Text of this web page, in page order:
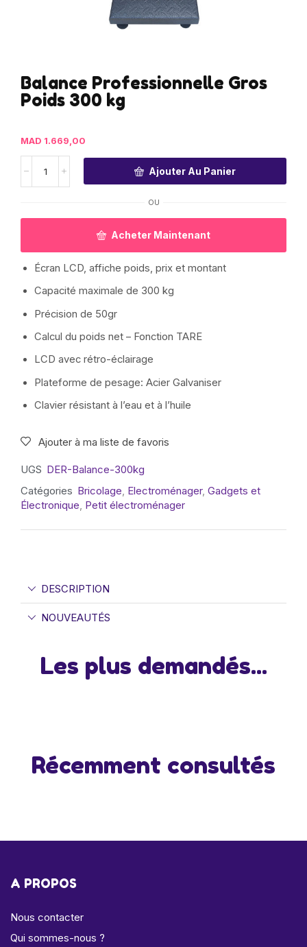
Balance Professionnelle Gros
Poids 300 kg
MAD 1.669,00
Ajouter Au Panier
OU
Acheter Maintenant
Écran LCD, affiche poids, prix et montant
Capacité maximale de 300 kg
Précision de 50gr
Calcul du poids net – Fonction TARE
LCD avec rétro-éclairage
Plateforme de pesage: Acier Galvaniser
Clavier résistant à l’eau et à l’huile
Ajouter à ma liste de favoris
UGS DER-Balance-300kg
Catégories Bricolage Electroménager, Gadgets et
Électronique Petit électroménager
DESCRIPTION
NOUVEAUTÉS
Les plus demandés...
Récemment consultés
A PROPOS
Nous contacter
Qui sommes-nous ?